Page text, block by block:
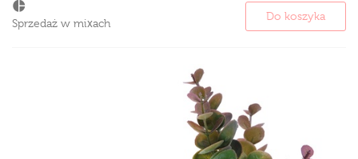
Sprzedaż w mixach
Do koszyka